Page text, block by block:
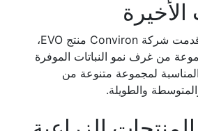
- قدمت شركة Conviron منتج EVO،
من غرف نمو النباتات الموفرة
لمجموعة متنوعة من
والطويلة.